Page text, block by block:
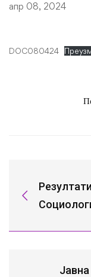
апр 08, 2024
DOC080424